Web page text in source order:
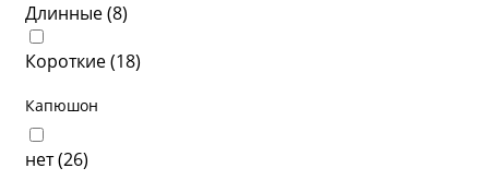
Длинные (8)
Короткие (18)
Капюшон
нет (26)